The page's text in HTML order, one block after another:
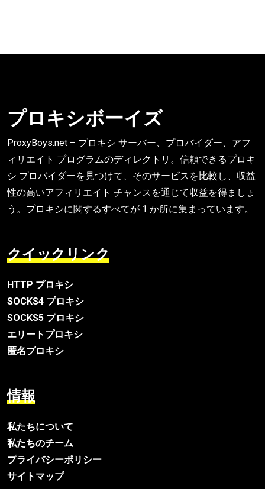
プロキシボーイズ
ProxyBoys.net – プロキシ サーバー、プロバイダー、アフ
ィリエイト プログラムのディレクトリ。信頼できるプロキ
シ プロバイダーを見つけて、そのサービスを比較し、収益
性の高いアフィリエイト チャンスを通じて収益を得ましょ
う。プロキシに関するすべてが 1 か所に集まっています。
クイックリンク
HTTP プロキシ
SOCKS4 プロキシ
SOCKS5 プロキシ
エリートプロキシ
匿名プロキシ
情報
私たちについて
私たちのチーム
プライバシーポリシー
サイトマップ